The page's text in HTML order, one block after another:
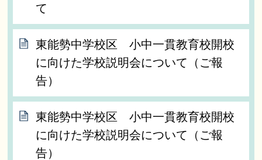
て
東能勢中学校区 小中一貫教育校開校
に向けた学校説明会について（ご報
告）
東能勢中学校区 小中一貫教育校開校
に向けた学校説明会について（ご報
告）